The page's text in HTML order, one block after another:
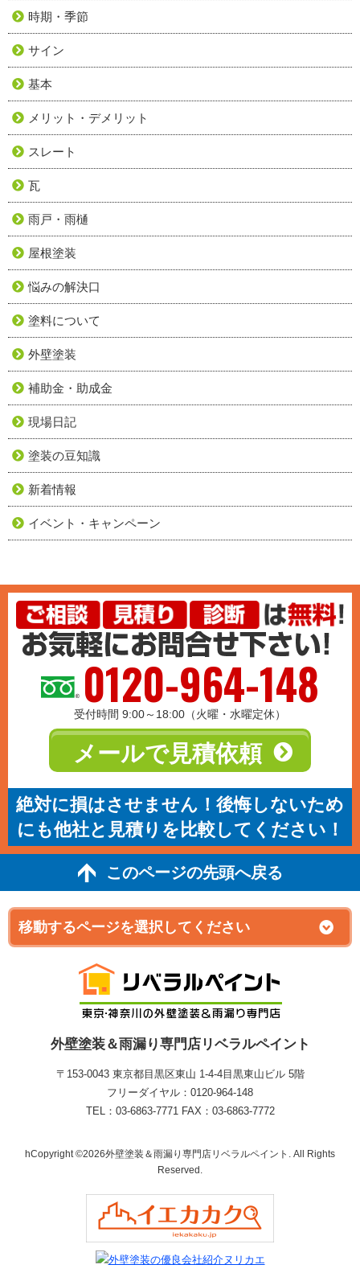
時期・季節
サイン
基本
メリット・デメリット
スレート
瓦
雨戸・雨樋
屋根塗装
悩みの解決口
塗料について
外壁塗装
補助金・助成金
現場日記
塗装の豆知識
新着情報
イベント・キャンペーン
0120-964-148
受付時間 9:00～18:00（火曜・水曜定休）
メールで見積依頼
絶対に損はさせません！後悔しないため
にも他社と見積りを比較してください！
このページの先頭へ戻る
外壁塗装＆雨漏り専門店リベラルペイント
〒153-0043 東京都目黒区東山 1‐4‐4目黒東山ビル 5階
フリーダイヤル：0120-964-148
TEL：03-6863-7771 FAX：03-6863-7772
hCopyright ©2026外壁塗装＆雨漏り専門店リベラルペイント. All Rights
Reserved.